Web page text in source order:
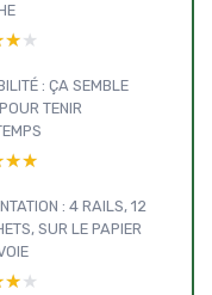
: ÇA SEMBLE
TENIR
: 4 RAILS, 12
SUR LE PAPIER